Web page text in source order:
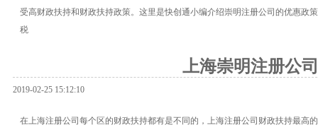
受高财政扶持和财政扶持政策。这里是快创通小编介绍崇明注册公司的优惠政
税
上海崇明注册公
2019-02-25 15:12:10
在上海注册公司每个区的财政扶持都有是不同的，上海注册公司财政扶持最高